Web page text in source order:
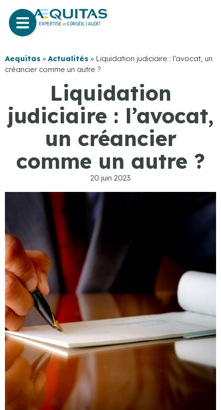
Aequitas » Actualités » Liquidation judiciaire : l’avocat, un
créancier comme un autre ?
Liquidation
judiciaire : l’avocat,
un créancier
comme un autre ?
20 juin 2023